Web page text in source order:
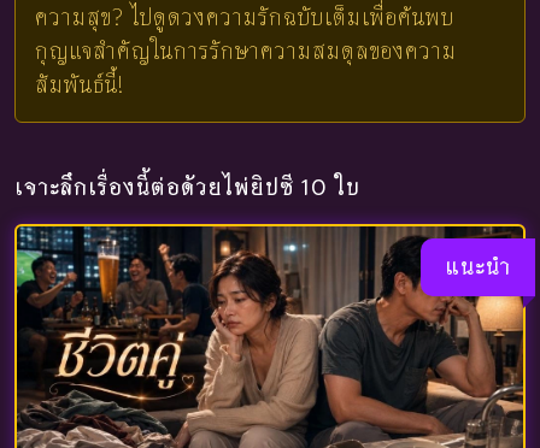
ความสุข? ไปดูดวงความรักฉบับเต็มเพื่อค้นพบ
กุญแจสำคัญในการรักษาความสมดุลของความ
สัมพันธ์นี้!
เจาะลึกเรื่องนี้ต่อด้วยไพ่ยิปซี 10 ใบ
แนะนำ